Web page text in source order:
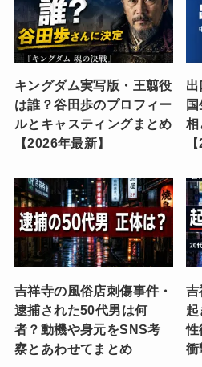
キングダム実写版・王翦役
は誰？谷田歩のプロフィー
ルとキャスティングまとめ
【2026年最新】
相
吉祥寺の風俗店刺傷事件・
逮捕された50代男は何
者？動機や身元をSNS考
察とあわせてまとめ
吉
性
衝